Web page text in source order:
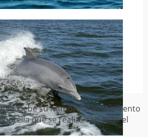
debe su nombre al avistamiento
botella que se realiza casi todo el